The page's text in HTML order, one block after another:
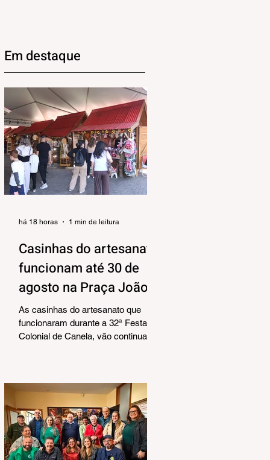
Em destaque
Casinhas do artesanato
funcionam até 30 de
agosto na Praça João
Corrêa
As casinhas do artesanato que
funcionaram durante a 32ª Festa
Colonial de Canela, vão continuar
Secretaria Municipal de Turismo e
Cultura, a pedido dos próprios
artesãos, a estrutura seguirá
montada para aproveitar a
movimentação da cidade durante a
Temporada de Inverno, que também
há 18 horas 1 min de leitura